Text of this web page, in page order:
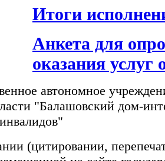
Итоги
Анкета для
оказания услуг
автономное
"Балашовский дом-
(цитировании,